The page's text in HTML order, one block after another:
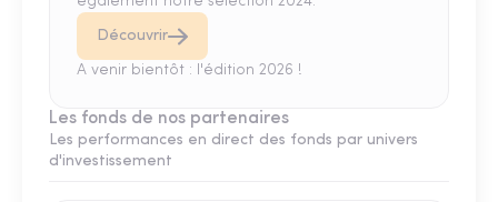
Découvrir
A venir bientôt : l'édition 2026 !
Les fonds de nos partenaires
Les performances en direct des fonds par univers
d'investissement